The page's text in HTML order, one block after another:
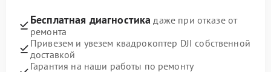
Бесплатная диагностика даже при отказе от
ремонта
Привезем и увезем квадрокоптер DJI собственной
доставкой
Гарантия на наши работы по ремонту